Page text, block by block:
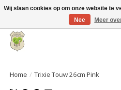
Grote keuze aan producten en snelle
Home / Trixie Touw 26cm Pink
Wij slaan cookies op om onze website te
Nee
Meer